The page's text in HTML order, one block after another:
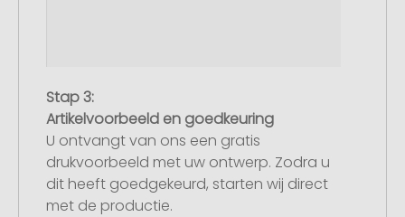
Stap 3:
Artikelvoorbeeld en goedkeuring
U ontvangt van ons een gratis
drukvoorbeeld met uw ontwerp. Zodra u
dit heeft goedgekeurd, starten wij direct
met de productie.